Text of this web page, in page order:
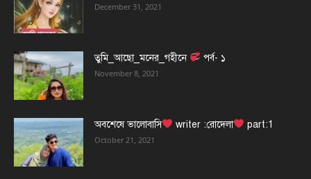
December 31, 2021
তুমি_আছো_মনের_গহীনে পর্ব- ১
November 8, 2021
অবশেষে ভালোবাসি writer :রোদেলা part:1
October 21, 2021